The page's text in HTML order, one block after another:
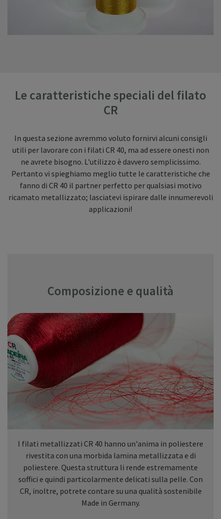
Le caratteristiche speciali del filato
CR
In questa sezione avremmo voluto fornirvi alcuni consigli
utili per lavorare con i filati CR 40, ma ad essere onesti non
ne avrete bisogno. L'utilizzo è davvero semplicissimo.
Pertanto vi spieghiamo meglio tutte le caratteristiche che
fanno di CR 40 il partner perfetto per qualsiasi motivo
ricamato metallizzato; lasciatevi ispirare dalle innumerevoli
applicazioni!
Composizione e qualità
I filati metallizzati CR 40 hanno un'anima in poliestere
rivestita con una morbida lamina metallizzata e di
poliestere. Questa struttura li rende estremamente
soffici e quindi particolarmente delicati sulla pelle. Con
CR, inoltre, potrete contare su una qualità sostenibile
Made in Germany.